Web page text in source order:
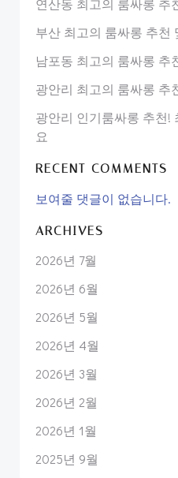
연산동 최고의 룸싸롱 추
부산 최고의 룸싸롱 추천
남포동 최고의 룸싸롱 추
광안리 최고의 룸싸롱 추
광안리 인기룸싸롱 추천!
요
RECENT COMMENTS
보여줄 댓글이 없습니다.
ARCHIVES
2026년 7월
2026년 6월
2026년 5월
2026년 4월
2026년 3월
2026년 2월
2026년 1월
2025년 9월